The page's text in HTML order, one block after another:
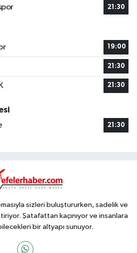
21:30
19:00
21:30
21:30
21:30
sizleri buluştururken, sadelik ve
Şatafattan kaçınıyor ve insanlara
bir altyapı sunuyor.